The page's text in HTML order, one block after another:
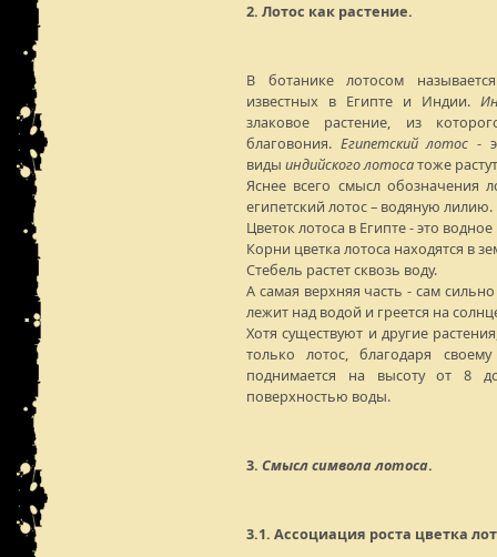
2. Лотос как растение.
В ботанике лотосом
известных в Египте и Индии.
злаковое растение, из
благовония. Египетский лотос -
виды индийского лотосатоже
Яснее всего смысл обозначения
египетский лотос – водяную лилию.
Цветок лотоса в Египте - это
Корни цветка лотоса находятся в
Стебель растет сквозь воду.
А самая верхняя часть - сам
лежит над водой и греется на
Хотя существуют и другие
только лотос, благодаря
поднимается на высоту от 8
поверхностью воды.
3. Смысл символа лотоса.
3.1. Ассоциация роста цветка